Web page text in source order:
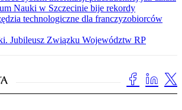
Nauki w Szczecinie bije rekordy
technologiczne dla franczyzobiorców
Jubileusz Związku Województw RP